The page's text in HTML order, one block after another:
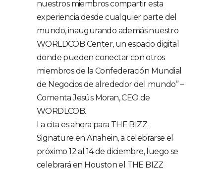
nuestros miembros compartir esta
experiencia desde cualquier parte del
mundo, inaugurando además nuestro
WORLDCOB Center, un espacio digital
donde pueden conectar con otros
miembros de la Confederación Mundial
de Negocios de alrededor del mundo” –
Comenta Jesús Moran, CEO de
WORDLCOB.
La cita es ahora para THE BIZZ
Signature en Anahein, a celebrarse el
próximo 12 al 14 de diciembre, luego se
celebrará en Houston el THE BIZZ